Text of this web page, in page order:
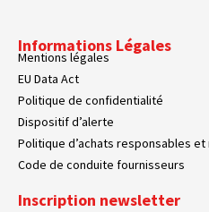
Informations Légales
Mentions légales
EU Data Act
Politique de confidentialité
Dispositif d’alerte
Politique d’achats responsables
Code de conduite fournisseurs
Inscription newsletter